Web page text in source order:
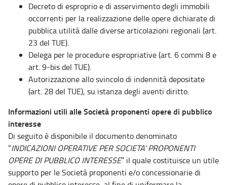
Decreto di esproprio e di asservimento degli immobili
occorrenti per la realizzazione delle opere dichiarate di
pubblica utilità dalle diverse articolazioni regionali (art.
23 del TUE).
Delega per le procedure espropriative (art. 6 commi 8 e
art. 9-bis del TUE).
Autorizzazione allo svincolo di indennità depositate
(art. 28 del TUE), su istanza degli aventi diritto.
Informazioni utili alle Società proponenti opere di pubblico
interesse
Di seguito è disponibile il documento denominato
“INDICAZIONI OPERATIVE PER SOCIETA’ PROPONENTI
OPERE DI PUBBLICO INTERESSE” il quale costituisce un utile
supporto per le Società proponenti e/o concessionarie di